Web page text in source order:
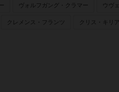
ヴォルフガング・クラマー ウヴ
クレメンス・フランツ クリス・キリ